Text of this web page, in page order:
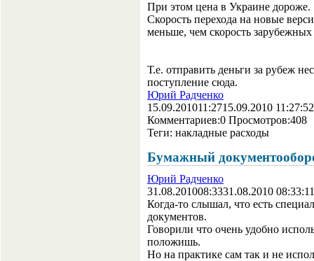
При этом цена в Украине дороже.
Скорость перехода на новые
меньше, чем скорость
Т.е. отправить деньги за рубеж
поступление сюда.
Юрий Радченко
15.09.201011:2715.09.2010 11:27:52
Комментариев:0 Просмотров:408
Теги: накладные расходы
Бумажный
Юрий Радченко
31.08.201008:3331.08.2010 08:33:11
Когда-то слышал, что есть
документов.
Говорили что очень удобно
положишь.
Но на практике сам так и не